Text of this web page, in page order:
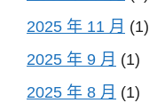
2025 年 11 月 (1)
2025 年 9 月 (1)
2025 年 8 月 (1)